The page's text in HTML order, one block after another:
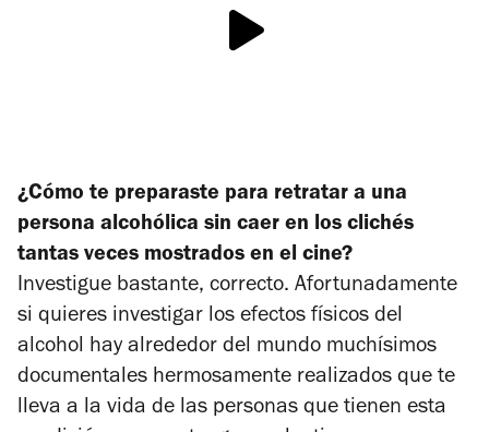
¿Cómo te preparaste para retratar a una
persona alcohólica sin caer en los clichés
tantas veces mostrados en el cine?
Investigue bastante, correcto. Afortunadamente
si quieres investigar los efectos físicos del
alcohol hay alrededor del mundo muchísimos
documentales hermosamente realizados que te
lleva a la vida de las personas que tienen esta